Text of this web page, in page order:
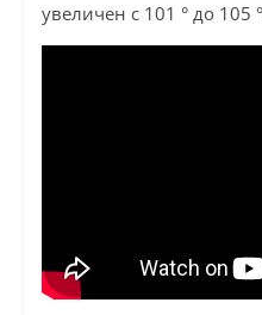
увеличен с 101 ° до 105